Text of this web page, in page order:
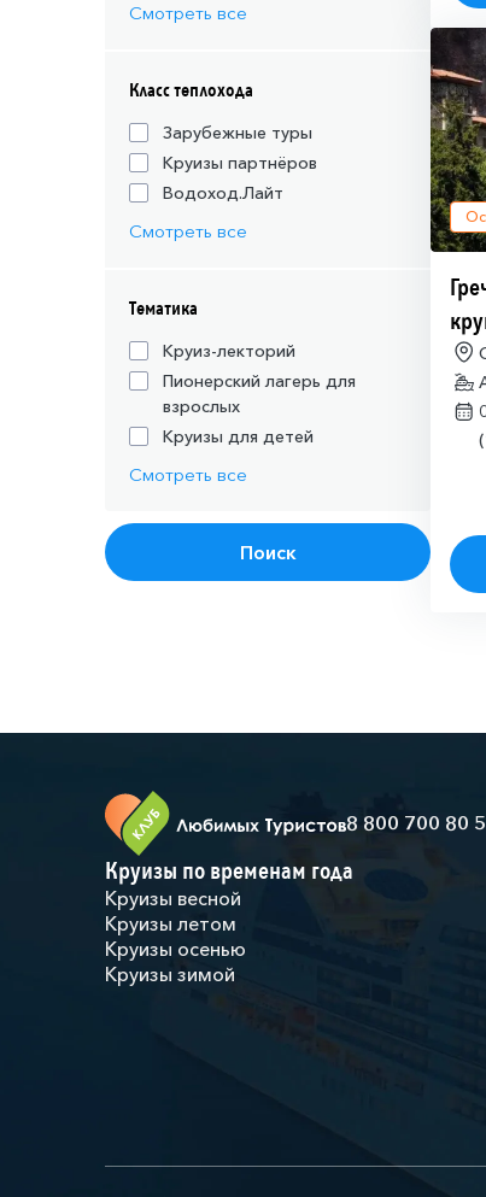
Смотреть все
Класс теплохода
Зарубежные туры
Круизы партнёров
Водоход.Лайт
Смотреть все
Тематика
Круиз-лекторий
Пионерский лагерь для
взрослых
Круизы для детей
Смотреть все
Поиск
8 800 700 80
Круизы по временам года
Круизы весной
Круизы летом
Круизы осенью
Круизы зимой